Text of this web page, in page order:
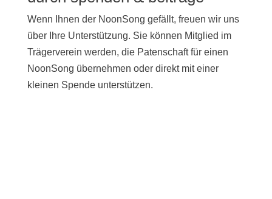
Wenn Ihnen der NoonSong gefällt, freuen wir uns
über Ihre Unterstützung. Sie können Mitglied im
Trägerverein werden, die Patenschaft für einen
NoonSong übernehmen oder direkt mit einer
kleinen Spende unterstützen.